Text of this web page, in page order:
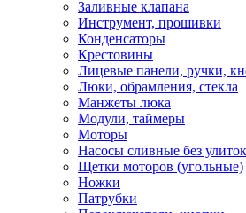
Заливные клапана
Инструмент, прошивки
Конденсаторы
Крестовины
Лицевые панели, ручки,
Люки, обрамления, стекла
Манжеты люка
Модули, таймеры
Моторы
Насосы сливные без улиток
Щетки моторов (угольные)
Ножки
Патрубки